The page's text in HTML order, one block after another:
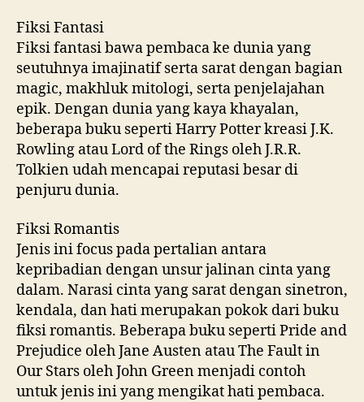
Fiksi Fantasi
Fiksi fantasi bawa pembaca ke dunia yang
seutuhnya imajinatif serta sarat dengan bagian
magic, makhluk mitologi, serta penjelajahan
epik. Dengan dunia yang kaya khayalan,
beberapa buku seperti Harry Potter kreasi J.K.
Rowling atau Lord of the Rings oleh J.R.R.
Tolkien udah mencapai reputasi besar di
penjuru dunia.
Fiksi Romantis
Jenis ini focus pada pertalian antara
kepribadian dengan unsur jalinan cinta yang
dalam. Narasi cinta yang sarat dengan sinetron,
kendala, dan hati merupakan pokok dari buku
fiksi romantis. Beberapa buku seperti Pride and
Prejudice oleh Jane Austen atau The Fault in
Our Stars oleh John Green menjadi contoh
untuk jenis ini yang mengikat hati pembaca.